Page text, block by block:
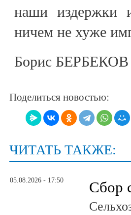
наши издержки
ничем не хуже
Борис БЕРБЕКОВ
Поделиться новостью:
ЧИТАТЬ ТАКЖЕ:
05.08.2026 - 17:50 Сбор